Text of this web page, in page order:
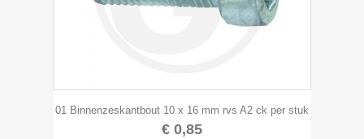
01 Binnenzeskantbout 10 x 16 mm rvs A2 ck per stuk
€ 0,85